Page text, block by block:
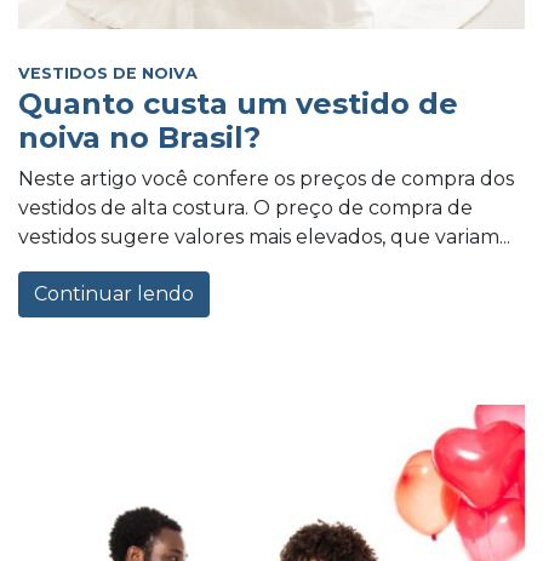
VESTIDOS DE NOIVA
Quanto custa um vestido de
noiva no Brasil?
Neste artigo você confere os preços de compra dos
vestidos de alta costura. O preço de compra de
vestidos sugere valores mais elevados, que variam...
Continuar lendo